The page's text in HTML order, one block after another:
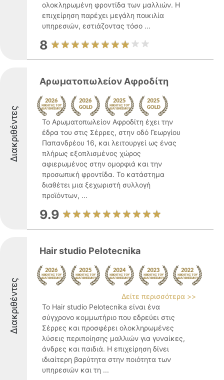
ολοκληρωμένη φροντίδα των μαλλιών. Η
επιχείρηση παρέχει μεγάλη ποικιλία
υπηρεσιών, εστιάζοντας τόσο ...
8
Διακριθέντες
Αρωματοπωλείον Αφροδίτη
Το Αρωματοπωλείον Αφροδίτη έχει την
έδρα του στις Σέρρες, στην οδό Γεωργίου
Παπανδρέου 16, και λειτουργεί ως ένας
πλήρως εξοπλισμένος χώρος
αφιερωμένος στην ομορφιά και την
προσωπική φροντίδα. Το κατάστημα
διαθέτει μια ξεχωριστή συλλογή
προϊόντων, ...
9.9
Διακριθέντες
Hair studio Pelotecnika
Δείτε περισσότερα >>
Το Hair studio Pelotecnika είναι ένα
σύγχρονο κομμωτήριο που εδρεύει στις
Σέρρες και προσφέρει ολοκληρωμένες
λύσεις περιποίησης μαλλιών για γυναίκες,
άνδρες και παιδιά. Η επιχείρηση δίνει
ιδιαίτερη βαρύτητα στην ποιότητα των
υπηρεσιών και τη ...